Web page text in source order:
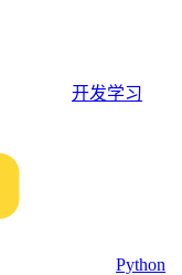
开发学习
Python